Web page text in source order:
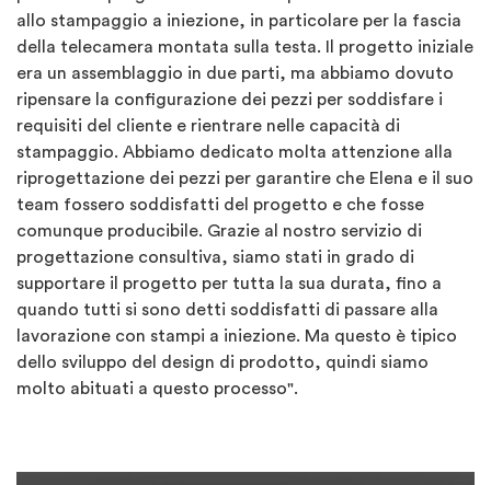
allo stampaggio a iniezione, in particolare per la fascia
della telecamera montata sulla testa. Il progetto iniziale
era un assemblaggio in due parti, ma abbiamo dovuto
ripensare la configurazione dei pezzi per soddisfare i
requisiti del cliente e rientrare nelle capacità di
stampaggio. Abbiamo dedicato molta attenzione alla
riprogettazione dei pezzi per garantire che Elena e il suo
team fossero soddisfatti del progetto e che fosse
comunque producibile. Grazie al nostro servizio di
progettazione consultiva, siamo stati in grado di
supportare il progetto per tutta la sua durata, fino a
quando tutti si sono detti soddisfatti di passare alla
lavorazione con stampi a iniezione. Ma questo è tipico
dello sviluppo del design di prodotto, quindi siamo
molto abituati a questo processo".